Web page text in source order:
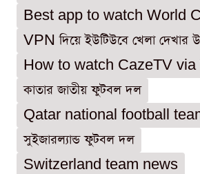
Best app to watch World
VPN দিয়ে ইউটিউবে খেলা দেখার
How to watch CazeTV via
কাতার জাতীয় ফুটবল দল
Qatar national football
সুইজারল্যান্ড ফুটবল দল
Switzerland team news